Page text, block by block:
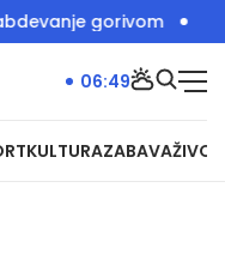
gorivom Dačić: U
KULTURAZABAVAŽIVOT
06:49